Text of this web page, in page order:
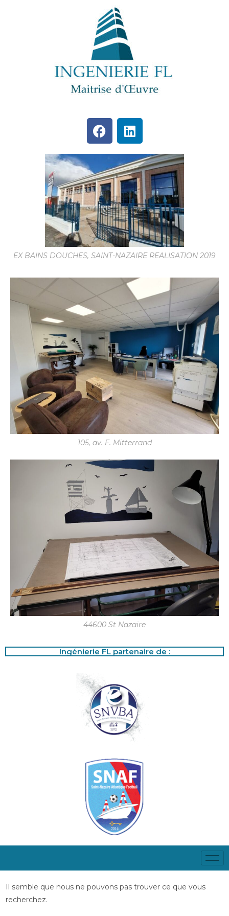
EX BAINS DOUCHES, SAINT-NAZAIRE REALISATION 2019
105, av. F. Mitterrand
44600 St Nazaire
Ingénierie FL partenaire de :
Il semble que nous ne pouvons pas trouver ce que vous
recherchez.